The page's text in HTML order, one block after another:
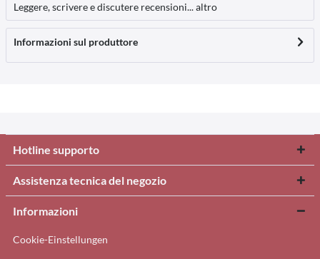
Leggere, scrivere e discutere recensioni...altro
Informazioni sul produttore
Hotline supporto
Assistenza tecnica del negozio
Informazioni
Cookie-Einstellungen